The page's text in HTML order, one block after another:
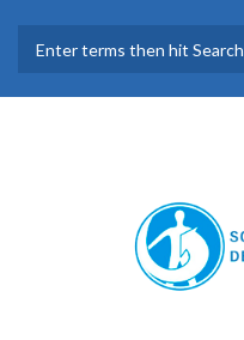
FORMULARIO
BÚSQUEDA